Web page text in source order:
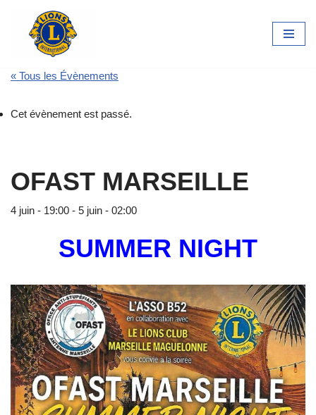
Aller
contenu
« Tous les Évènements
Cet évènement est passé.
OFAST MARSEILLE
4 juin - 19:00 - 5 juin - 02:00
SUMMER NIGHT